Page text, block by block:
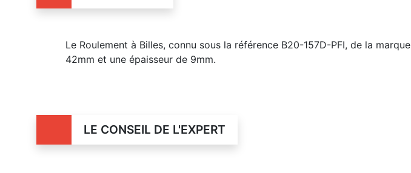
Le Roulement à Billes, connu sous la référence B20-157D-PFI, de la
42mm et une épaisseur de 9mm.
LE CONSEIL DE L'EXPERT